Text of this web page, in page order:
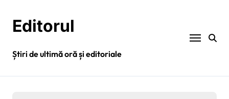
conținutEditorul
Știri de ultimă oră și editoriale